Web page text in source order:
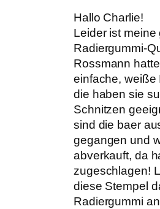
Hallo Charlie!
Leider ist meine
Radiergummi-
Rossmann
einfache, weiße
die haben sie
Schnitzen
sind die baer
gegangen und
abverkauft, da
zugeschlagen!
diese Stempel
Radiergummi